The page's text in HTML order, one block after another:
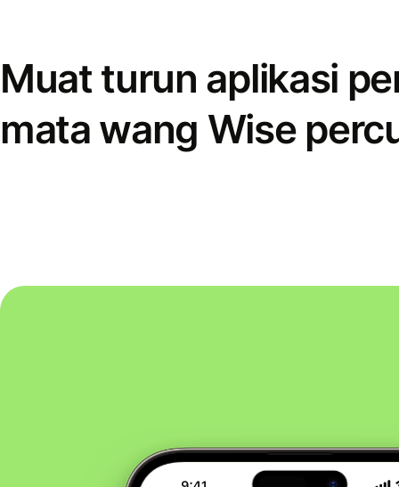
Muat turun aplikasi
mata wang Wise